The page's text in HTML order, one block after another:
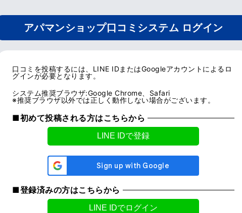
アパマンショップ口コミシステム ログイン
口コミを投稿するには、LINE IDまたはGoogleアカウントによるロ
グインが必要となります。
システム推奨ブラウザ:Google Chrome、Safari
※推奨ブラウザ以外では正しく動作しない場合がございます。
■初めて投稿される方はこちらから
■登録済みの方はこちらから